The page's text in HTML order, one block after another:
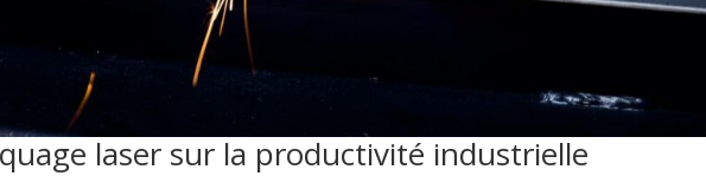
laser sur la productivité industrielle